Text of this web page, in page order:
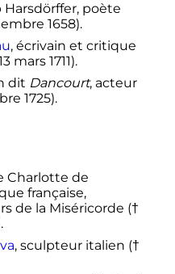
Harsdörffer, poète
1658).
, écrivain et critique
mars 1711).
dit Dancourt, acteur
1725).
Charlotte de
française,
de la Miséricorde (†
, sculpteur italien (†